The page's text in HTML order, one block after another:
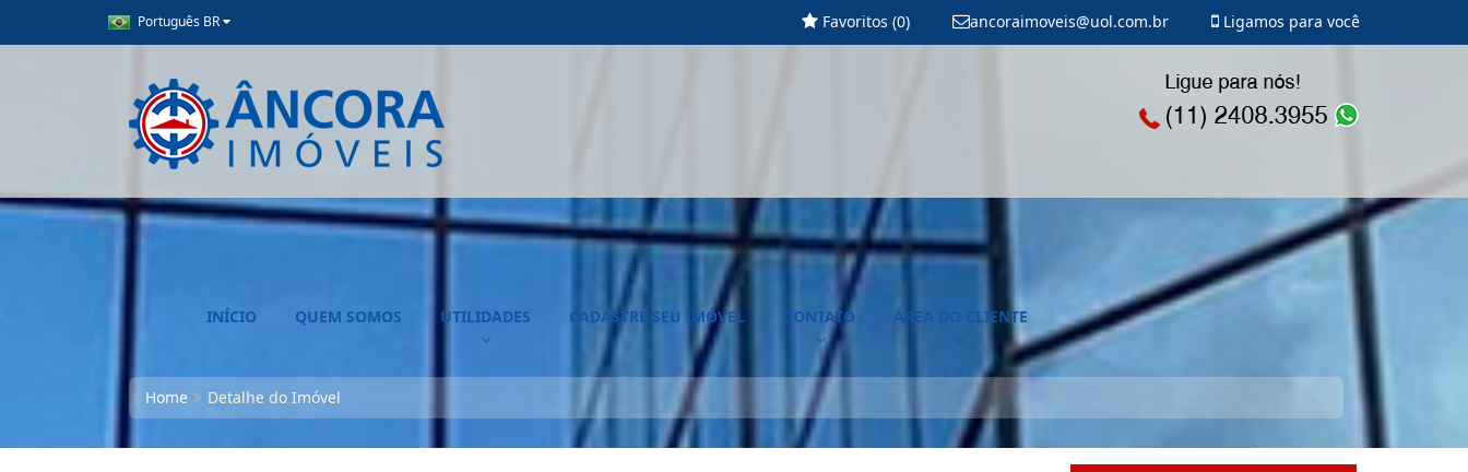
Português BR Ligamos para você
ancoraimoveis@uol.com.br
Favoritos (0)
INÍCIO QUEM SOMOS UTILIDADES CADASTRE SEU IMÓVEL CONTATO ÁREA DO CLIENTE
Home Detalhe do Imóvel